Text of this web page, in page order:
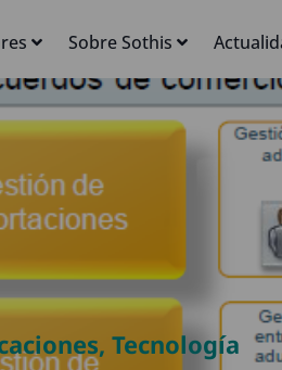
Sobre Sothis
, Tecnología